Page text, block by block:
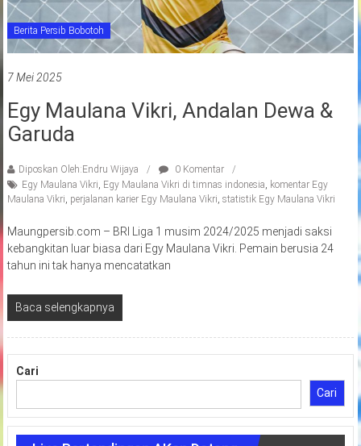
Berita Persib Bobotoh
7 Mei 2025
Egy Maulana Vikri, Andalan Dewa &
Garuda
Diposkan Oleh:Endru Wijaya
0 Komentar
Egy Maulana Vikri Egy Maulana Vikri di timnas indonesia
komentar Egy
Maulana Vikri perjalanan karier Egy Maulana Vikri statistik Egy Maulana Vikri
Maungpersib.com – BRI Liga 1 musim 2024/2025 menjadi saksi
kebangkitan luar biasa dari Egy Maulana Vikri. Pemain berusia 24
tahun ini tak hanya mencatatkan
Baca selengkapnya
Cari
Cari